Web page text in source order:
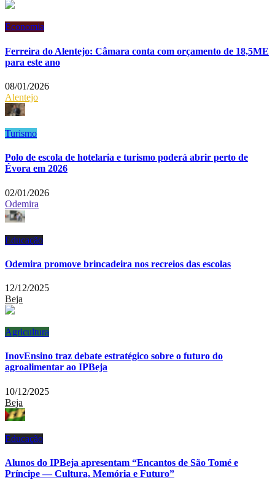
Economia
Ferreira do Alentejo: Câmara conta com orçamento de 18,5ME
para este ano
08/01/2026
Alentejo
Turismo
Polo de escola de hotelaria e turismo poderá abrir perto de
Évora em 2026
02/01/2026
Odemira
Educação
Odemira promove brincadeira nos recreios das escolas
12/12/2025
Beja
Agricultura
InovEnsino traz debate estratégico sobre o futuro do
agroalimentar ao IPBeja
10/12/2025
Beja
Educação
Alunos do IPBeja apresentam “Encantos de São Tomé e
Príncipe — Cultura, Memória e Futuro”